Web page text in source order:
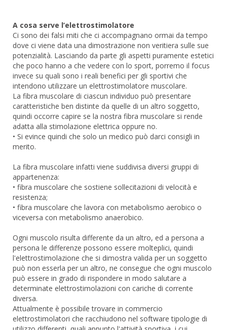
A cosa serve l’elettrostimolatore
Ci sono dei falsi miti che ci accompagnano ormai da tempo
dove ci viene data una dimostrazione non veritiera sulle sue
potenzialità. Lasciando da parte gli aspetti puramente estetici
che poco hanno a che vedere con lo sport, porremo il focus
invece su quali sono i reali benefici per gli sportivi che
intendono utilizzare un elettrostimolatore muscolare.
La fibra muscolare di ciascun individuo può presentare
caratteristiche ben distinte da quelle di un altro soggetto,
quindi occorre capire se la nostra fibra muscolare si rende
adatta alla stimolazione elettrica oppure no.
• Si evince quindi che solo un medico può darci consigli in
merito.
La fibra muscolare infatti viene suddivisa diversi gruppi di
appartenenza:
• fibra muscolare che sostiene sollecitazioni di velocità e
resistenza;
• fibra muscolare che lavora con metabolismo aerobico o
viceversa con metabolismo anaerobico.
Ogni muscolo risulta differente da un altro, ed a persona a
persona le differenze possono essere molteplici, quindi
l'elettrostimolazione che si dimostra valida per un soggetto
può non esserla per un altro, ne consegue che ogni muscolo
può essere in grado di rispondere in modo salutare a
determinate elettrostimolazioni con cariche di corrente
diversa.
Attualmente è possibile trovare in commercio
elettrostimolatori che racchiudono nel software tipologie di